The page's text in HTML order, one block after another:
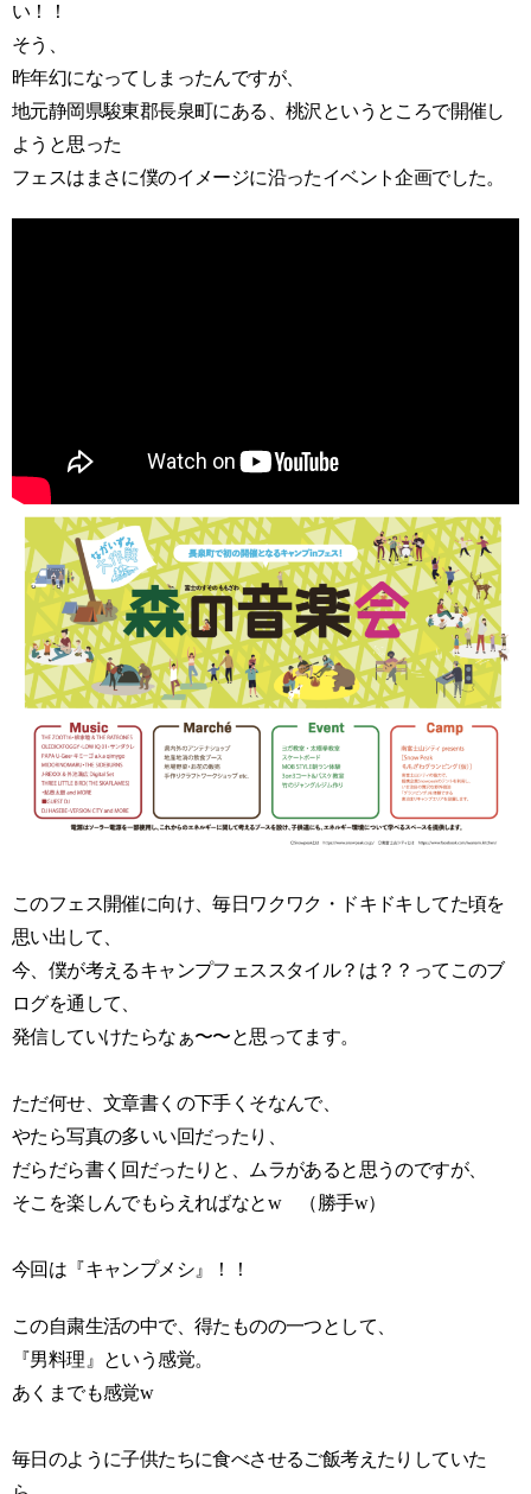
い！！
そう、
昨年幻になってしまったんですが、
地元静岡県駿東郡長泉町にある、桃沢というところで開催し
ようと思った
フェスはまさに僕のイメージに沿ったイベント企画でした。
このフェス開催に向け、毎日ワクワク・ドキドキしてた頃を
思い出して、
今、僕が考えるキャンプフェススタイル？は？？ってこのブ
ログを通して、
発信していけたらなぁ〜〜と思ってます。
ただ何せ、文章書くの下手くそなんで、
やたら写真の多いい回だったり、
だらだら書く回だったりと、ムラがあると思うのですが、
そこを楽しんでもらえればなとw （勝手w）
今回は『キャンプメシ』！！
この自粛生活の中で、得たものの一つとして、
『男料理』という感覚。
あくまでも感覚w
毎日のように子供たちに食べさせるご飯考えたりしていた